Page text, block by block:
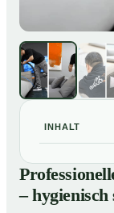
INHALT
01
hygienisch
–